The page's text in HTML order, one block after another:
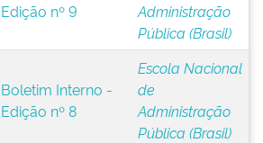
Edição nº 9
Administração
Pública (Brasil)
Boletim Interno -
Edição nº 8
Escola Nacional
de
Administração
Pública (Brasil)